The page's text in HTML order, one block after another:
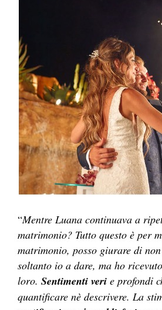
“Mentre Luana continuava a
matrimonio? Tutto questo è per
matrimonio, posso giurare di non
soltanto io a dare, ma ho
loro. Sentimenti veri e profondi
quantificare nè descrivere. La